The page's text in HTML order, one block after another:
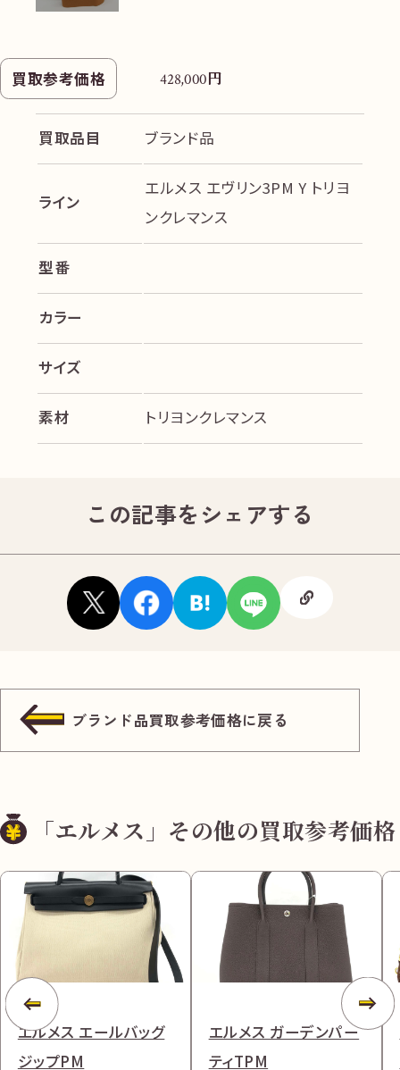
買取参考価格 428,000円
買取品目 ブランド品
ライン
エルメス エヴリン3PM Y トリヨ
ンクレマンス
型番
カラー
サイズ
素材 トリヨンクレマンス
この記事をシェアする
ブランド品買取参考価格に戻る
「エルメス」その他の買取参考価格
エルメス エールバッグ
ジップPM
エルメス ガーデンパー
ティTPM